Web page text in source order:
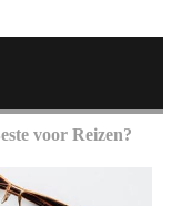
voor Reizen?